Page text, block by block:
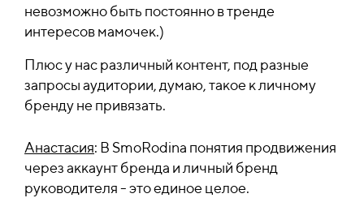
невозможно быть постоянно в тренде
интересов мамочек.)
Плюс у нас различный контент, под разные
запросы аудитории, думаю, такое к личному
бренду не привязать.
Анастасия: В SmoRodina понятия продвижения
через аккаунт бренда и личный бренд
руководителя - это единое целое.